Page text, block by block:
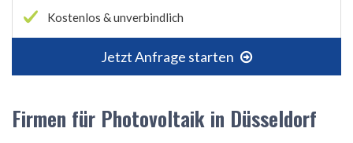
Kostenlos & unverbindlich
Jetzt Anfrage starten
Firmen für Photovoltaik in Düsseldorf